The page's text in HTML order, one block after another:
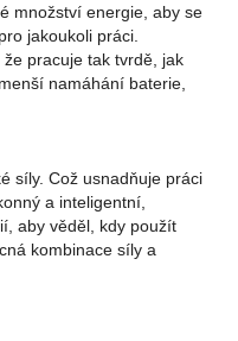
množství energie, aby se
jakoukoli práci.
pracuje tak tvrdě, jak
namáhání baterie,
síly. Což usnadňuje práci
a inteligentní,
aby věděl, kdy použít
kombinace síly a